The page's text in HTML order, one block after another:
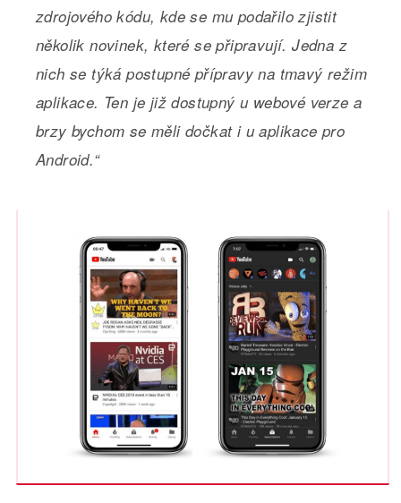
zdrojového kódu, kde se mu podařilo zjistit
několik novinek, které se připravují. Jedna z
nich se týká postupné přípravy na tmavý režim
aplikace. Ten je již dostupný u webové verze a
brzy bychom se měli dočkat i u aplikace pro
Android.“